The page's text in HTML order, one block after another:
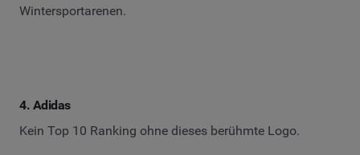
Wintersportarenen.
4. Adidas
Kein Top 10 Ranking ohne dieses berühmte Logo.